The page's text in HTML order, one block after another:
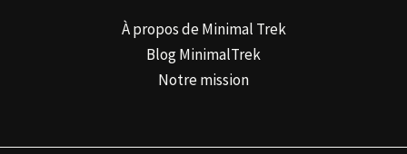
À propos de Minimal Trek
Blog MinimalTrek
Notre mission